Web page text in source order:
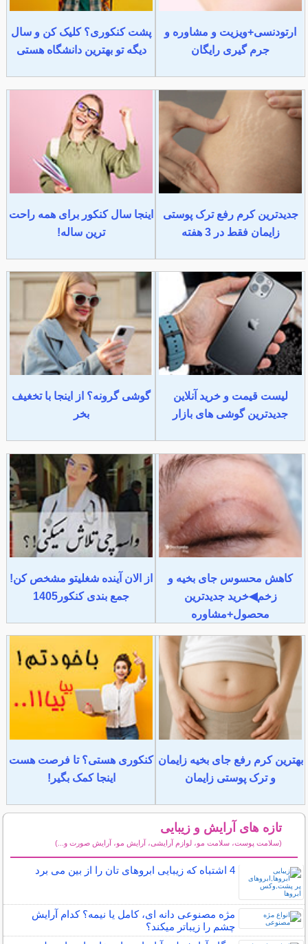
ارتودنسی+ویزیت و مشاوره و
جرم گیری رایگان
پشت کنکوری؟ کلیک کن و سال
دیگه تو بهترین دانشگاه هستی
جدیدترین کرم رفع ترک پوستی
زایمان فقط در 3 هفته
اینجا سال کنکور برای همه راحت
ترین ساله!
لیست قیمت و خرید آنلاین
جدیدترین گوشی های بازار
گوشی گرونه؟ از اینجا با تخغیف
بخر
کاهش محسوس جای بخیه و
زخم◀خرید جدیدترین
محصول+مشاوره
از الان آینده شغلیتو مشخص کن!
جمع بندی کنکور1405
بهترین کرم رفع جای بخیه زایمان
و ترک پوستی زایمان
کنکوری هستی؟ تا فرصت هست
اینجا کمک بگیر!
تازه های آرایش و زیبایی
(سلامت پوست، سلامت مو، لوازم آرایشی، آرایش مو، آرایش صورت و...)
4 اشتباه که زیبایی ابروهای تان را از بین می برد
مژه مصنوعی دانه ای، کامل یا نیمه؟ کدام آرایش
چشم را زیباتر میکند؟